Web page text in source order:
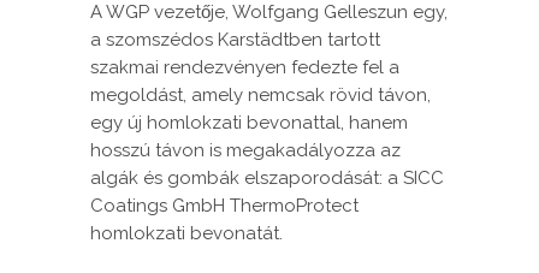
A WGP vezetője, Wolfgang Gelleszun egy,
a szomszédos Karstädtben tartott
szakmai rendezvényen fedezte fel a
megoldást, amely nemcsak rövid távon,
egy új homlokzati bevonattal, hanem
hosszú távon is megakadályozza az
algák és gombák elszaporodását: a SICC
Coatings GmbH ThermoProtect
homlokzati bevonatát.